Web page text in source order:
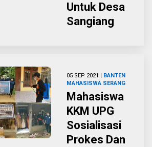
Untuk Desa
Sangiang
05 SEP 2021 | BANTEN
MAHASISWA SERANG
Mahasiswa
KKM UPG
Sosialisasi
Prokes Dan